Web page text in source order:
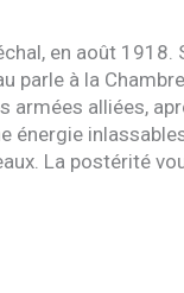
en août
parle à la
alliées,
énergie
La postérité